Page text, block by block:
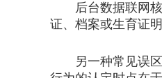
后台数据联网核
证、档案或生育证
另一种常见误区